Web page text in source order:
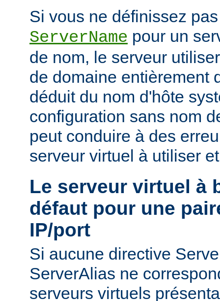
Si vous ne définissez
ServerName pour un
de nom, le serveur
de domaine entièrement
déduit du nom d'hôte
configuration sans nom
peut conduire à des
serveur virtuel à utiliser
Le serveur virtuel à
défaut pour une
IP/port
Si aucune directive
ServerAlias ne
serveurs virtuels